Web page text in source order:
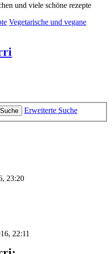
und viele schöne rezepte
Vegetarische und vegane
Suche
Erweiterte Suche
23:20
22:11